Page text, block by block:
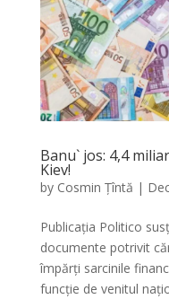
Banu` jos: 4,4
Kiev!
by Cosmin Țîntă |
Publicația Politico
documente potrivit
împărți sarcinile
funcție de venitul